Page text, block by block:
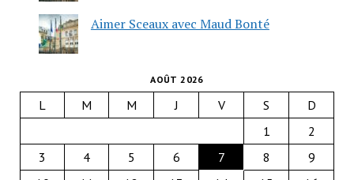
Aimer Sceaux avec Maud Bonté
AOÛT 2026
L M M J V S
D
1
2
3
4 5 6 7 8
9